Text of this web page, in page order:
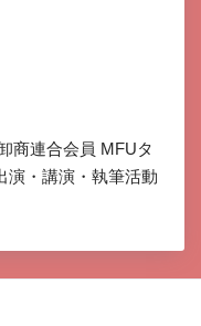
商連合会員 MFUタ
演・講演・執筆活動